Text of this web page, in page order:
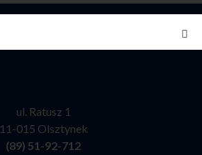
ul. Ratusz 1
11-015 Olsztynek
(89) 51-92-712